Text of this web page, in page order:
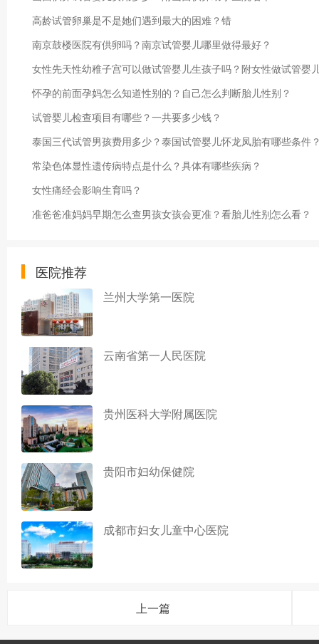
高龄试管卵巢是不是她们遇到最大的困难？错
南京鼓楼医院有供卵吗？南京试管婴儿哪里做得最好？
女性先天性幼稚子宫可以做试管婴儿生孩子吗？附女性做试管婴
怀孕的前面孕妈怎么知道性别的？自己怎么判断胎儿性别？
试管婴儿检查项目有哪些？一共要多少钱？
泰国三代试管男孩费用多少？泰国试管婴儿怀龙凤胎有哪些条件
常染色体显性遗传病特点是什么？具体有哪些疾病？
女性痛经会影响生育吗？
准爸爸准妈妈早期怎么查男孩女孩会更准？看胎儿性别怎么看？
医院推荐
兰州大学第一医院
云南省第一人民医院
贵州医科大学附属医院
贵阳市妇幼保健院
成都市妇女儿童中心医院
上一篇